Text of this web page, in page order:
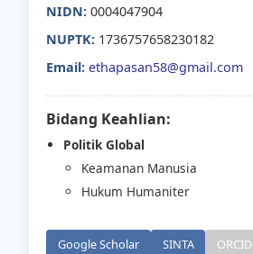
NIDN: 0004047904
NUPTK: 1736757658230182
Email: ethapasan58@gmail.com
Bidang Keahlian:
Politik Global
Keamanan Manusia
Hukum Humaniter
Google Scholar SINTA ORCID